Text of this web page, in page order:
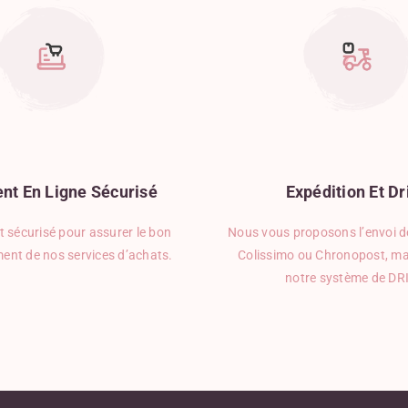
En Ligne Sécurisé
sécurisé pour assurer le bon
de nos services d’achats.
Expédition Et
Nous vous proposons l’envoi
Colissimo ou Chronopost,
notre système de